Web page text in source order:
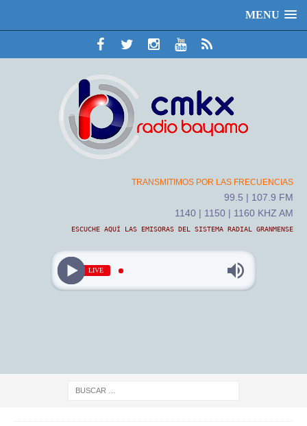
MENU
TRANSMITIMOS POR LAS FRECUENCIAS
99.5 | 107.9 FM
1140 | 1150 | 1160 KHZ AM
ESCUCHE AQUÍ LAS EMISORAS DEL SISTEMA RADIAL GRANMENSE
LIVE